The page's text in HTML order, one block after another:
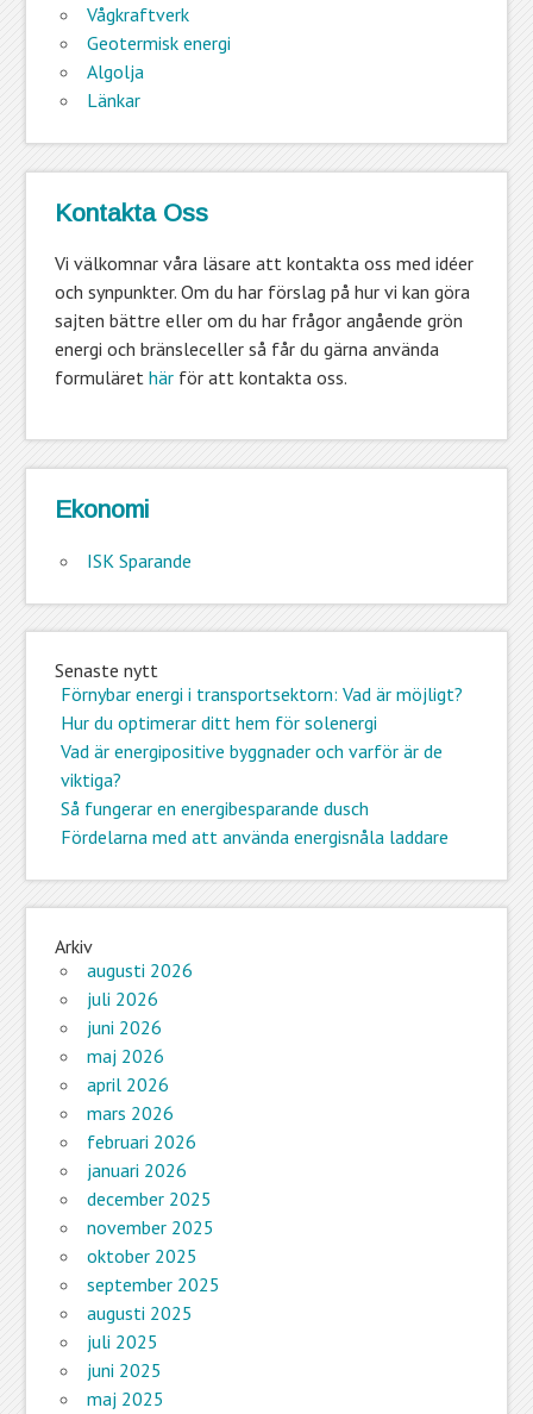
Vågkraftverk
Geotermisk energi
Algolja
Länkar
Kontakta Oss
Vi välkomnar våra läsare att kontakta oss med idéer
och synpunkter. Om du har förslag på hur vi kan göra
sajten bättre eller om du har frågor angående grön
energi och bränsleceller så får du gärna använda
formuläret härför att kontakta oss.
Ekonomi
ISK Sparande
Senaste nytt
Förnybar energi i transportsektorn: Vad är möjligt?
Hur du optimerar ditt hem för solenergi
Vad är energipositive byggnader och varför är de
viktiga?
Så fungerar en energibesparande dusch
Fördelarna med att använda energisnåla laddare
Arkiv
augusti 2026
juli 2026
juni 2026
maj 2026
april 2026
mars 2026
februari 2026
januari 2026
december 2025
november 2025
oktober 2025
september 2025
augusti 2025
juli 2025
juni 2025
maj 2025